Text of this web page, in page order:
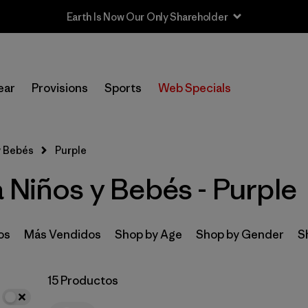
Earth Is Now Our Only Shareholder
Provisions Sports Web Specials
Selecciona una tienda
Filtrar por
Price
Filtrar por
Size
Filtrar por
Bebés Purple
y Bebés - Purple
Más Vendidos Shop by Age Shop by Gender
15 Productos